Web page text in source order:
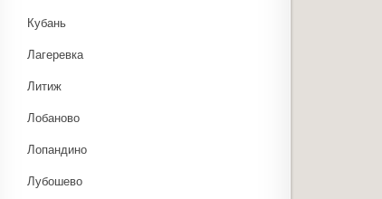
Кубань
Лагеревка
Литиж
Лобаново
Лопандино
Лубошево